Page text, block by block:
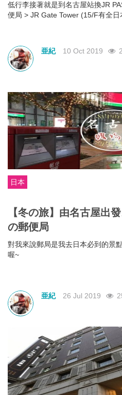
低行李接著就是到名古屋站換JR
便局 > JR Gate Tower (15/F有全
亜紀
10 Oct 2019
日本
【冬の旅】由名古屋出
の郵便局
對我來說郵局是我去日本必到的景
喔~
亜紀 26 Jul 2019